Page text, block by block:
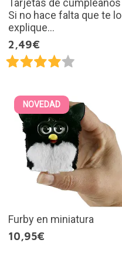
Tarjetas de cumpleaños
Si no hace falta que te lo
explique...
2,49€
NOVEDAD
Furby en miniatura
10,95€